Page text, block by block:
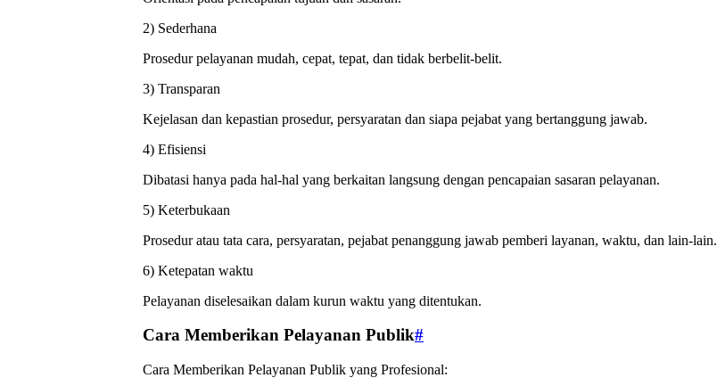
2) Sederhana
Prosedur pelayanan mudah, cepat, tepat, dan tidak berbelit-belit.
3) Transparan
Kejelasan dan kepastian prosedur, persyaratan dan siapa pejabat yang bertanggung jawab.
4) Efisiensi
Dibatasi hanya pada hal-hal yang berkaitan langsung dengan pencapaian sasaran pelayanan.
5) Keterbukaan
Prosedur atau tata cara, persyaratan, pejabat penanggung jawab pemberi layanan, waktu, dan lain-lain.
6) Ketepatan waktu
Pelayanan diselesaikan dalam kurun waktu yang ditentukan.
Cara Memberikan Pelayanan Publik#
Cara Memberikan Pelayanan Publik yang Profesional: